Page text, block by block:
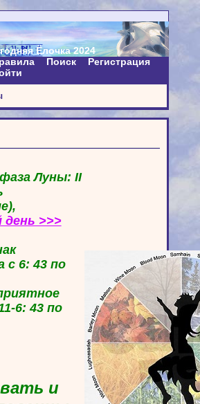
Ёлочка 2024
Поиск
Регистрация
Луны: II
день >>>
с 6: 43 по
6: 43 по
и